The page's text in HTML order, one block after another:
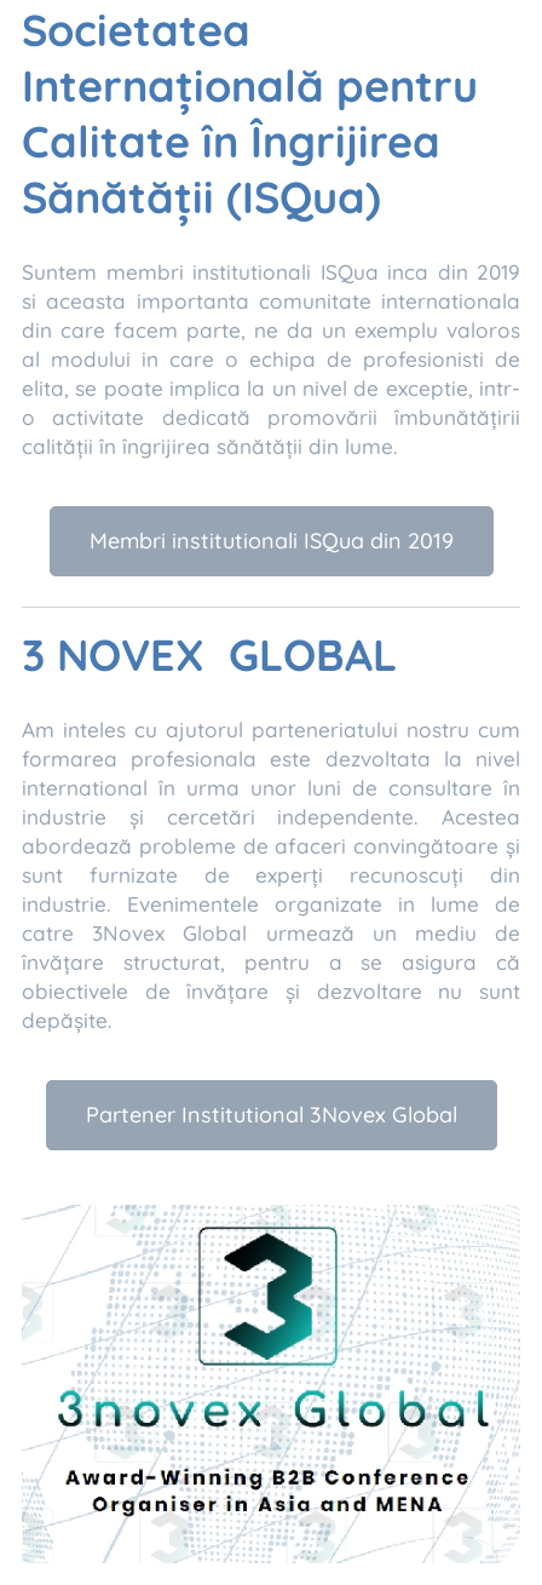
Societatea
Internațională pentru
Calitate în Îngrijirea
Sănătății (ISQua)
Suntem membri institutionali ISQua inca din 2019
si aceasta importanta comunitate internationala
din care facem parte, ne da un exemplu valoros
al modului in care o echipa de profesionisti de
elita, se poate implica la un nivel de exceptie, intr-
o activitate dedicată promovării îmbunătățirii
calității în îngrijirea sănătății din lume.
Membri institutionali ISQua din 2019
3 NOVEX GLOBAL
Am inteles cu ajutorul parteneriatului nostru cum
formarea profesionala este dezvoltata la nivel
international în urma unor luni de consultare în
industrie și cercetări independente. Acestea
abordează probleme de afaceri convingătoare și
sunt furnizate de experți recunoscuți din
industrie. Evenimentele organizate in lume de
catre 3Novex Global urmează un mediu de
învățare structurat, pentru a se asigura că
obiectivele de învățare și dezvoltare nu sunt
depășite.
Partener Institutional 3Novex Global